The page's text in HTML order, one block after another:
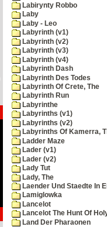
Labirynty Robbo
Laby
Laby - Leo
Labyrinth (v1)
Labyrinth (v2)
Labyrinth (v3)
Labyrinth (v4)
Labyrinth Dash
Labyrinth Des Todes
Labyrinth Of Crete, The
Labyrinth Run
Labyrinthe
Labyrinths (v1)
Labyrinths (v2)
Labyrinths Of Kamerra,
Ladder Maze
Lader (v1)
Lader (v2)
Lady Tut
Lady, The
Laender Und Staedte In
Lamiglowka
Lancelot
Lancelot The Hunt Of
Land Der Pharaonen